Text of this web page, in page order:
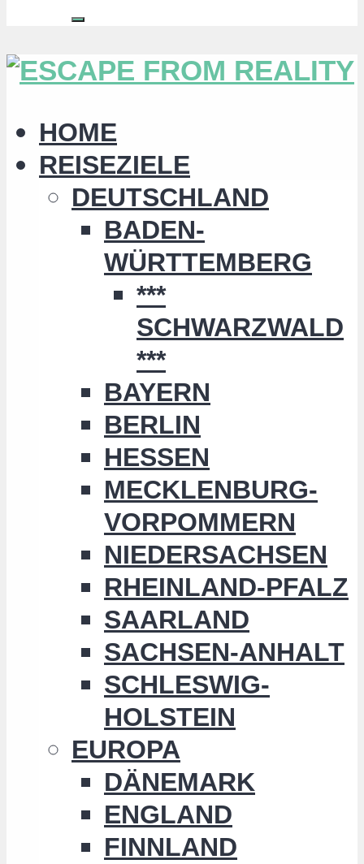
HOME
REISEZIELE
DEUTSCHLAND
BADEN-
WÜRTTEMBERG
***
SCHWARZWALD
***
BAYERN
BERLIN
HESSEN
MECKLENBURG-
VORPOMMERN
NIEDERSACHSEN
RHEINLAND-PFALZ
SAARLAND
SACHSEN-ANHALT
SCHLESWIG-
HOLSTEIN
EUROPA
DÄNEMARK
ENGLAND
FINNLAND